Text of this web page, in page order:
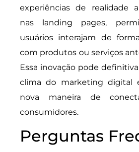
experiências de realidade
nas landing pages,
usuários interajam de
com produtos ou serviços
Essa inovação pode
clima do marketing digital
nova maneira de
consumidores.
Perguntas